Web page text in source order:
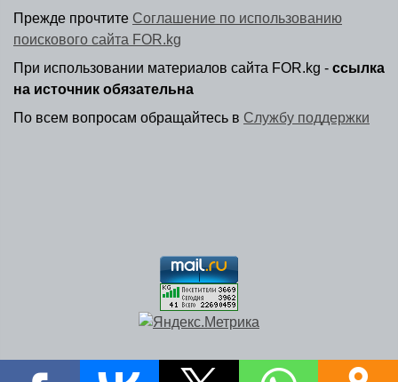
Прежде прочтите Соглашение по использованию
поискового сайта FOR.kg
При использовании материалов сайта FOR.kg - ссылка
на источник обязательна
По всем вопросам обращайтесь в Службу поддержки